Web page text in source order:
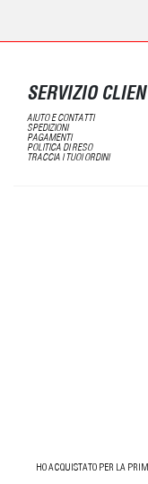
SERVIZIO
AIUTO E CONTATTI
SPEDIZIONI
PAGAMENTI
POLITICA DI RESO
TRACCIA I TUOI ORDINI
HO ACQUISTATO PER LA